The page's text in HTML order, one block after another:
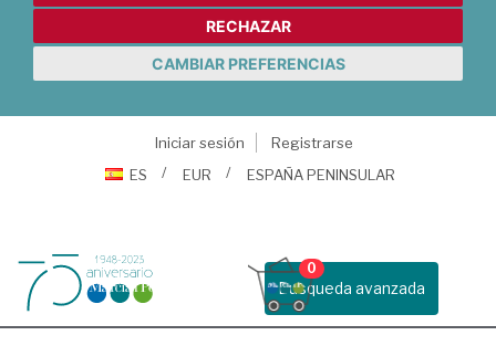
RECHAZAR
CAMBIAR PREFERENCIAS
Iniciar sesión
Registrarse
ES
EUR ESPAÑA PENINSULAR
Busqueda avanzada
0